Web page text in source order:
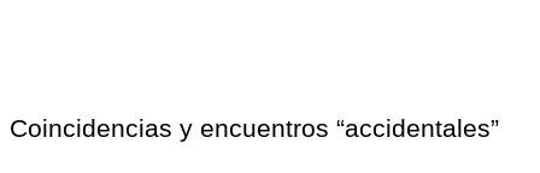
Coincidencias y encuentros “accidentales”